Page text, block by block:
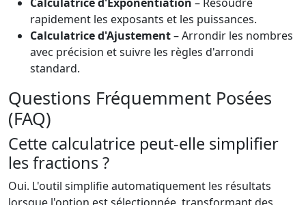
rapidement les exposants et les puissances.
Calculatrice d'Ajustement– Arrondir les nombres
avec précision et suivre les règles d'arrondi
standard.
Questions Fréquemment Posées
(FAQ)
Cette calculatrice peut-elle simplifier
les fractions ?
Oui. L'outil simplifie automatiquement les résultats